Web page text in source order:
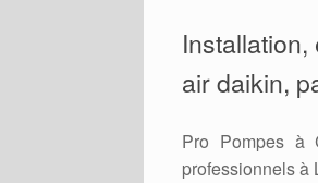
air daikin,
Pro Pompes à
professionnels à